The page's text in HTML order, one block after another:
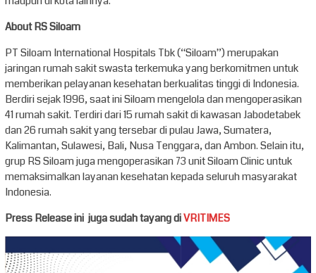
About RS Siloam
PT Siloam International Hospitals Tbk (“Siloam”) merupakan
jaringan rumah sakit swasta terkemuka yang berkomitmen untuk
memberikan pelayanan kesehatan berkualitas tinggi di Indonesia.
Berdiri sejak 1996, saat ini Siloam mengelola dan mengoperasikan
41 rumah sakit. Terdiri dari 15 rumah sakit di kawasan Jabodetabek
dan 26 rumah sakit yang tersebar di pulau Jawa, Sumatera,
Kalimantan, Sulawesi, Bali, Nusa Tenggara, dan Ambon. Selain itu,
grup RS Siloam juga mengoperasikan 73 unit Siloam Clinic untuk
memaksimalkan layanan kesehatan kepada seluruh masyarakat
Indonesia.
Press Release ini juga sudah tayang diVRITIMES